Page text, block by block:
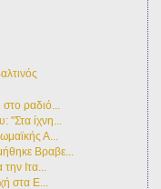
ραδιό...
ίχνη...
Α...
Βραβε...
Ιτα...
στα Ε...